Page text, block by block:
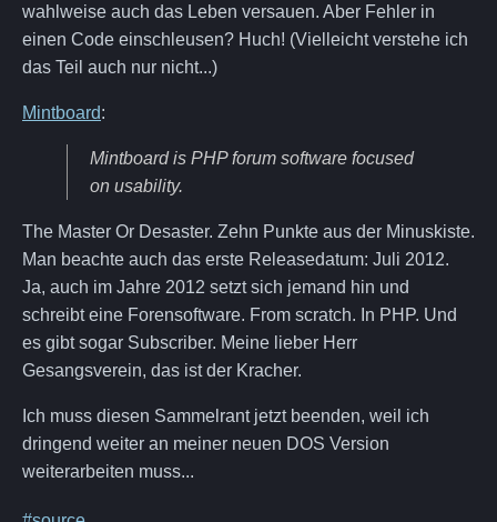
wahlweise auch das Leben versauen. Aber Fehler in
einen Code einschleusen? Huch! (Vielleicht verstehe ich
das Teil auch nur nicht...)
Mintboard:
Mintboard is PHP forum software focused
on usability.
The Master Or Desaster. Zehn Punkte aus der Minuskiste.
Man beachte auch das erste Releasedatum: Juli 2012.
Ja, auch im Jahre 2012 setzt sich jemand hin und
schreibt eine Forensoftware. From scratch. In PHP. Und
es gibt sogar Subscriber. Meine lieber Herr
Gesangsverein, das ist der Kracher.
Ich muss diesen Sammelrant jetzt beenden, weil ich
dringend weiter an meiner neuen DOS Version
weiterarbeiten muss...